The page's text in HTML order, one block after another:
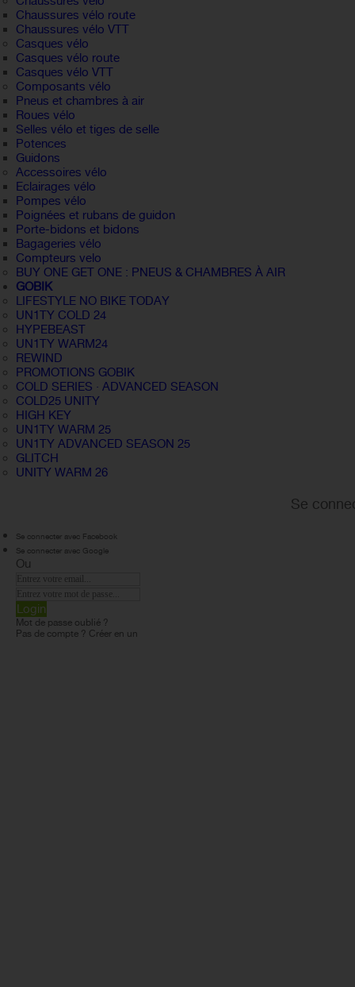
Chaussures vélo route
Chaussures vélo VTT
Casques vélo
Casques vélo route
Casques vélo VTT
Composants vélo
Pneus et chambres à air
Roues vélo
Selles vélo et tiges de selle
Potences
Guidons
Accessoires vélo
Eclairages vélo
Pompes vélo
Poignées et rubans de guidon
Porte-bidons et bidons
Bagageries vélo
Compteurs velo
BUY ONE GET ONE : PNEUS & CHAMBRES À AIR
GOBIK
LIFESTYLE NO BIKE TODAY
UN1TY COLD 24
HYPEBEAST
UN1TY WARM24
REWIND
PROMOTIONS GOBIK
COLD SERIES · ADVANCED SEASON
COLD25 UNITY
HIGH KEY
UN1TY WARM 25
UN1TY ADVANCED SEASON 25
GLITCH
UNITY WARM 26
Se
Se connecter avec Facebook
Se connecter avec Google
Ou
Login
Mot de passe oublié ?
Pas de compte ? Créer en un